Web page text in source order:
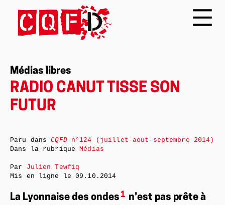
Médias libres
RADIO CANUT TISSE SON
FUTUR
La Lyonnaise des ondes1 n’est pas prête à
Paru dansCQFDn°124 (juillet-aout-septembre 2014)
Dans la rubriqueMédias
Par Julien Tewfiq
Mis en ligne le09.10.2014